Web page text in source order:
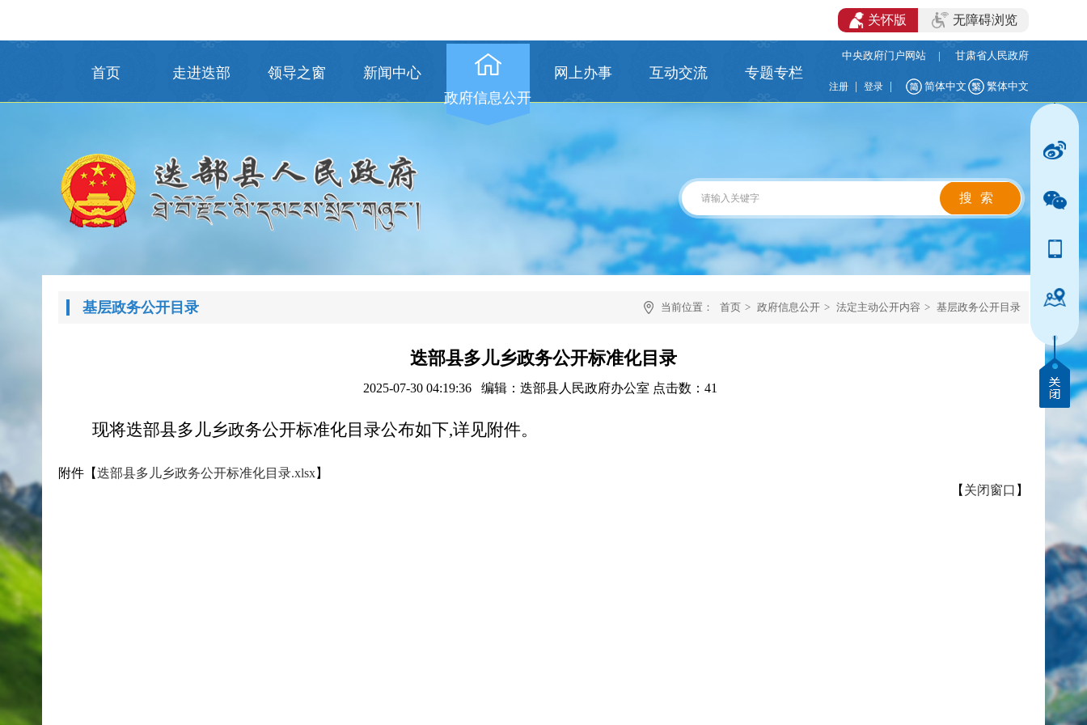
关怀版 无障碍浏览
首页 走进迭部 领导之窗
新闻中心
政府信息公开
网上办事 互动交流 专题专栏
中央政府门户网站 | 甘肃省人民政府
注册 登录 简体中文 繁体中文
当前位置： 首页 > 政府信息公开 > 法定主动公开内容 > 基层政务公开目录
基层政务公开目录
迭部县多儿乡政务公开标准化目录
2025-07-30 04:19:36 编辑：迭部县人民政府办公室 点击数： 41
现将迭部县多儿乡政务公开标准化目录公布如下,详见附件。
附件【迭部县多儿乡政务公开标准化目录.xlsx】
【 关闭窗口 】